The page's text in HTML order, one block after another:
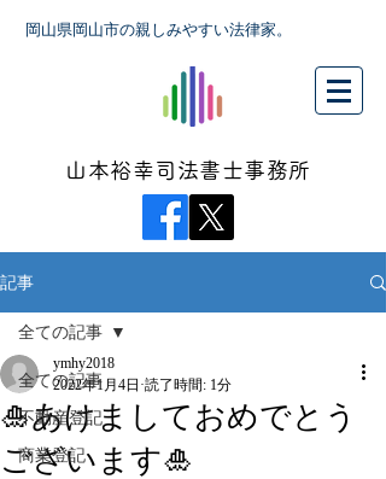
岡山県岡山市の親しみやすい法律家。
山本裕幸司法書士事務所
記事
全ての記事
不動産登記
商業登記
全ての記事
🎍あけましておめでとう
ございます🎍
ymhy2018
2022年1月4日 読了時間: 1分